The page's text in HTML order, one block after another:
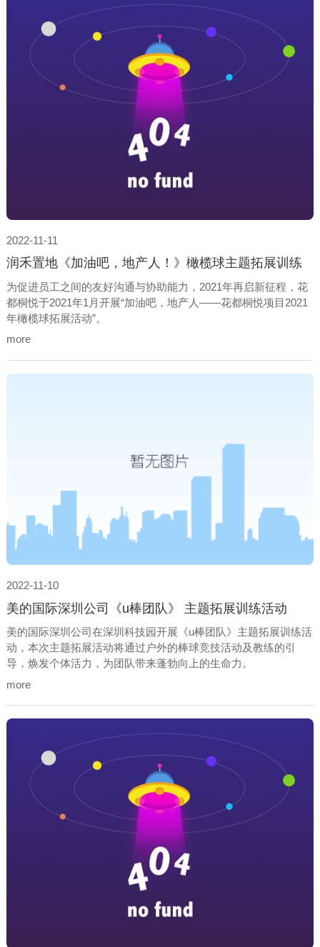
2022-11-11
润禾置地《加油吧，地产人！》橄榄球主题拓展训练
为促进员工之间的友好沟通与协助能力，2021年再启新征程，花
都桐悦于2021年1月开展“加油吧，地产人——花都桐悦项目2021
年橄榄球拓展活动”。
more
2022-11-10
美的国际深圳公司《u棒团队》 主题拓展训练活动
美的国际深圳公司在深圳科技园开展《u棒团队》主题拓展训练活
动，本次主题拓展活动将通过户外的棒球竞技活动及教练的引
导，焕发个体活力，为团队带来蓬勃向上的生命力。
more